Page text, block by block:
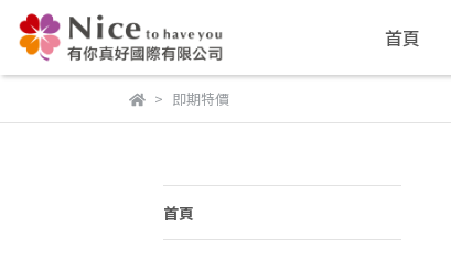
首頁
即期特價
首頁